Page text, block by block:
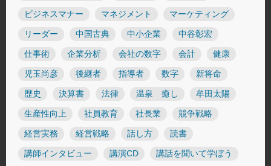
ビジネスマナー マネジメント マーケティング
リーダー 中国古典 中小企業 中谷彰宏
仕事術 企業分析 会社の数字 会計 健康
児玉尚彦 後継者 指導者 数字 新将命
歴史 決算書 法律 温泉 癒し 牟田太陽
生産性向上 社員教育 社長業 競争戦略
経営実務 経営戦略 話し方 読書
講師インタビュー 講演CD 講話を聞いて学ぼう